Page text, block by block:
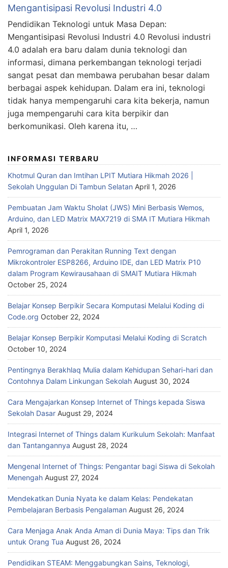
Mengantisipasi Revolusi Industri 4.0
Pendidikan Teknologi untuk Masa Depan:
Mengantisipasi Revolusi Industri 4.0 Revolusi industri
4.0 adalah era baru dalam dunia teknologi dan
informasi, dimana perkembangan teknologi terjadi
sangat pesat dan membawa perubahan besar dalam
berbagai aspek kehidupan. Dalam era ini, teknologi
tidak hanya mempengaruhi cara kita bekerja, namun
juga mempengaruhi cara kita berpikir dan
berkomunikasi. Oleh karena itu, …
INFORMASI TERBARU
Khotmul Quran dan Imtihan LPIT Mutiara Hikmah 2026 |
Sekolah Unggulan Di Tambun Selatan April 1, 2026
Pembuatan Jam Waktu Sholat (JWS) Mini Berbasis Wemos,
Arduino, dan LED Matrix MAX7219 di SMA IT Mutiara Hikmah
April 1, 2026
Pemrograman dan Perakitan Running Text dengan
Mikrokontroler ESP8266, Arduino IDE, dan LED Matrix P10
dalam Program Kewirausahaan di SMAIT Mutiara Hikmah
October 25, 2024
Belajar Konsep Berpikir Secara Komputasi Melalui Koding di
Code.org October 22, 2024
Belajar Konsep Berpikir Komputasi Melalui Koding di Scratch
October 10, 2024
Pentingnya Berakhlaq Mulia dalam Kehidupan Sehari-hari dan
Contohnya Dalam Linkungan Sekolah August 30, 2024
Cara Mengajarkan Konsep Internet of Things kepada Siswa
Sekolah Dasar August 29, 2024
Integrasi Internet of Things dalam Kurikulum Sekolah: Manfaat
dan Tantangannya August 28, 2024
Mengenal Internet of Things: Pengantar bagi Siswa di Sekolah
Menengah August 27, 2024
Mendekatkan Dunia Nyata ke dalam Kelas: Pendekatan
Pembelajaran Berbasis Pengalaman August 26, 2024
Cara Menjaga Anak Anda Aman di Dunia Maya: Tips dan Trik
untuk Orang Tua August 26, 2024
Pendidikan STEAM: Menggabungkan Sains, Teknologi,